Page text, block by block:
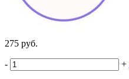
275 руб.
- +